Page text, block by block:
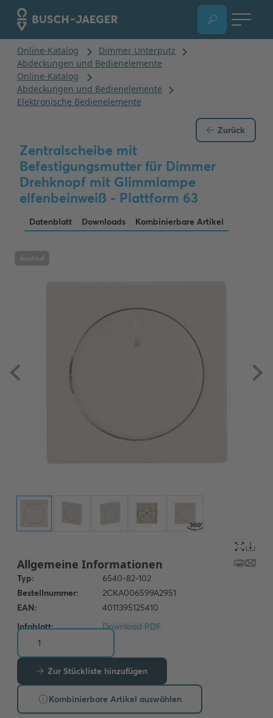
Zurück
Zentralscheibe mit
Befestigungsmutter für Dimmer
Drehknopf mit Glimmlampe
elfenbeinweiß - Plattform 63
Datenblatt Downloads Kombinierbare Artikel
Auslauf
Infoblatt: Download PDF
Zur Stückliste hinzufügen
Kombinierbare Artikel auswählen